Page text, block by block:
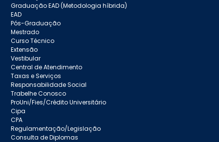
Graduação EAD (Metodologia híbrida)
EAD
Pós-Graduação
Mestrado
Curso Técnico
Extensão
Vestibular
Central de Atendimento
Taxas e Serviços
Responsabilidade Social
Trabelhe Conosco
ProUni/Fies/Crédito Universitário
Cipa
CPA
Regulamentação/Legislação
Consulta de Diplomas